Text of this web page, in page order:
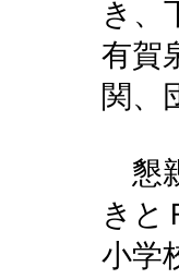
き、
有賀
関、
懇
きと
小学